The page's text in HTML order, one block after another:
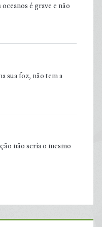
é grave e não
sua foz, não tem a
não seria o mesmo